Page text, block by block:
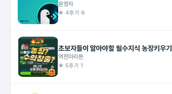
운영자
★ 4후기 6
초보자들이 알아야할 필수지식 농장키우
역전마라톤
★ 5후기 1